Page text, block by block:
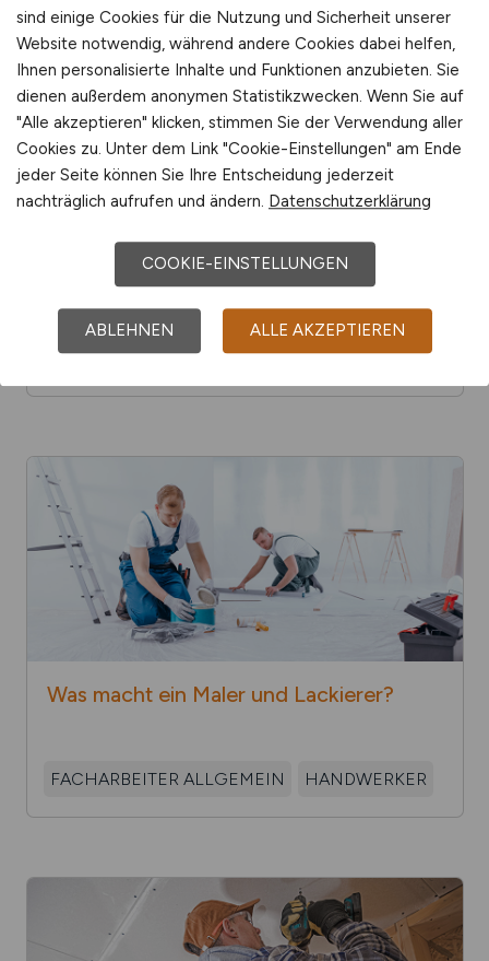
Was macht ein Gleis­bauer?
FACHARBEITER ALLGEMEIN HANDWERKER
Was macht ein Maler und Lackierer?
FACHARBEITER ALLGEMEIN HANDWERKER
sind einige Cookies für die Nutzung und Sicherheit unserer
Website notwendig, während andere Cookies dabei helfen,
Ihnen personalisierte Inhalte und Funktionen anzubieten. Sie
dienen außerdem anonymen Statistikzwecken. Wenn Sie auf
"Alle akzeptieren" klicken, stimmen Sie der Verwendung aller
Cookies zu. Unter dem Link "Cookie-Einstellungen" am Ende
jeder Seite können Sie Ihre Entscheidung jederzeit
nachträglich aufrufen und ändern. Datenschutzerklärung
COOKIE-EINSTELLUNGEN
ABLEHNEN ALLE AKZEPTIEREN